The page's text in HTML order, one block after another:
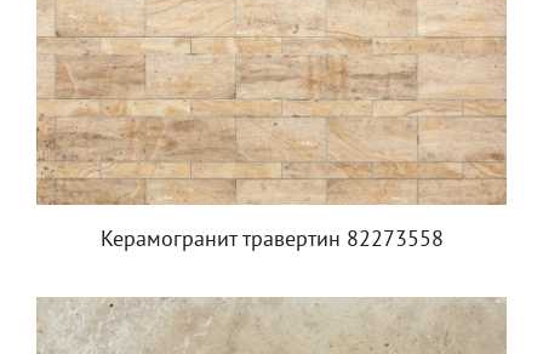
Керамогранит травертин 82273558